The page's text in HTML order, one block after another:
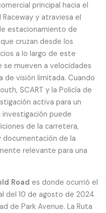
principal hacia el
y atraviesa el
estacionamiento de
cruzan desde los
a lo largo de este
mueven a velocidades
visión limitada. Cuando
SCART y la Policía de
activa para un
puede
de la carretera,
de la
relevante para una
Road es donde ocurrió el
del 10 de agosto de 2024
de Park Avenue. La Ruta